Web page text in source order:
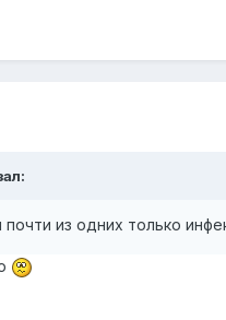
из одних только